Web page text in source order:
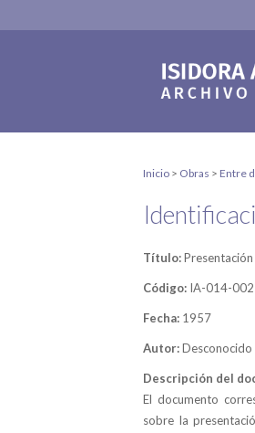
Inicio > Obras > Entre
Título:
Código: IA-014-
Fecha: 1957
Autor:Desconocido
Descripción del
El documento
sobre la